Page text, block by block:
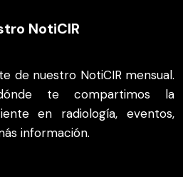
NotiCIR
de nuestro NotiCIR mensual.
te compartimos la
en radiología, eventos,
información.